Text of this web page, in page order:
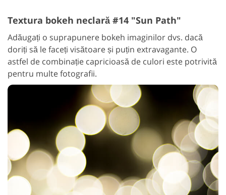
Textura bokeh neclară #14 "Sun Path"
Adăugați o suprapunere bokeh imaginilor dvs. dacă
doriți să le faceți visătoare și puțin extravagante. O
astfel de combinație capricioasă de culori este potrivită
pentru multe fotografii.